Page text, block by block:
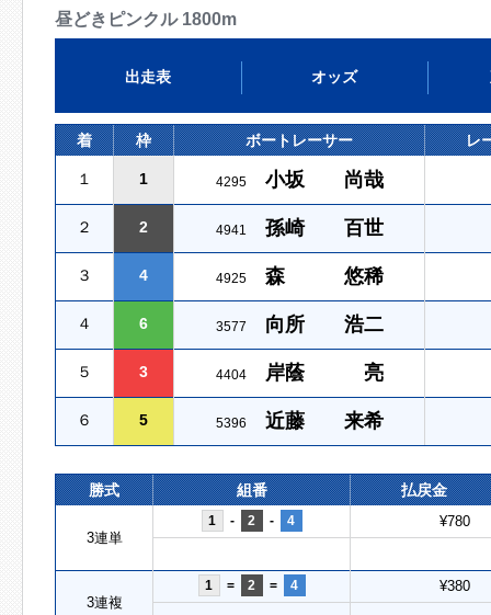
昼どきピンクル 1800m
出走表 オッズ
着 枠 ボートレーサー レ
１ 1 4295 小坂 尚哉
２ 2 4941 孫崎 百世
３ 4 4925 森 悠稀
４ 6 3577 向所 浩二
５ 3 4404 岸蔭 亮
６ 5 5396 近藤 来希
勝式 組番 払戻金
3連単
1 - 2 - 4 ¥780
3連複
1 = 2 = 4 ¥380